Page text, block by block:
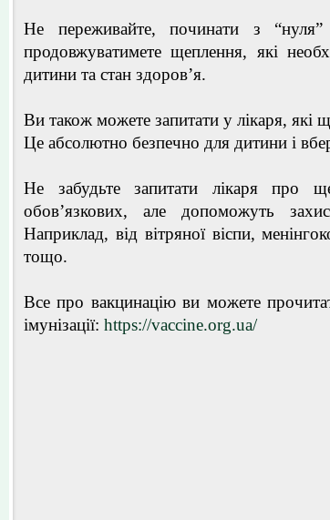
Не переживайте, починати з
продовжуватимете щеплення, які
дитини та стан здоров’я.
Ви також можете запитати у лікаря,
Це абсолютно безпечно для дитини і
Не забудьте запитати лікаря про
обов’язкових, але допоможуть
Наприклад, від вітряної віспи,
тощо.
Все про вакцинацію ви можете
імунізації: https://vaccine.org.ua/